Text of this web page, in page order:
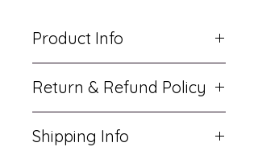
Product Info
great place to add more
information about your
product such as sizing,
Return & Refund Policy
I’m a great place to let your
Shipping Info